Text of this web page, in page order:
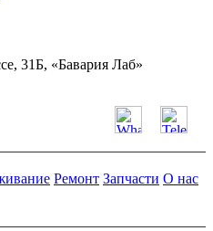
31Б, «Бавария Лаб»
Ремонт Запчасти О нас